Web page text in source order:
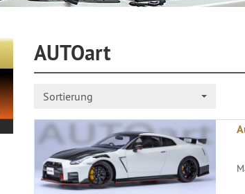
AUTOart
Sortierung